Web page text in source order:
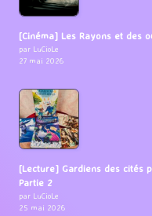
[Cinéma] Les Rayons et des
par LuCioLe
27 mai 2026
[Lecture] Gardiens des cités
Partie 2
par LuCioLe
25 mai 2026